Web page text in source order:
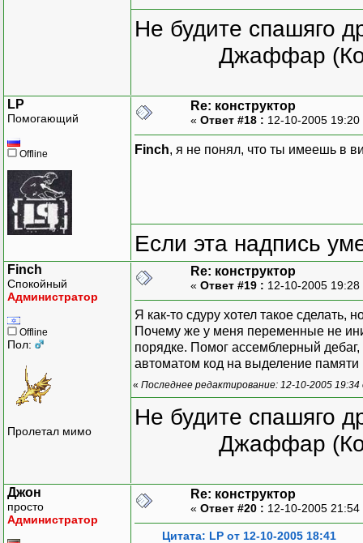
Не будите спашяго
Джаффар
LP
Помогающий
Offline
Re: конструктор
« Ответ #18 : 12-10-2005
Finch, я не понял, что ты имеешь в
Если эта надпись
Finch
Спокойный
Администратор
Offline
Пол:
Пролетал мимо
Re: конструктор
« Ответ #19 : 12-10-2005
Я как-то сдуру хотел такое сделать,
Почему же у меня переменные не
порядке. Помог ассемблерный дебаг,
автоматом код на выделение
« Последнее редактирование: 12-10-2005
Не будите спашяго
Джаффар
Джон
просто
Администратор
Re: конструктор
« Ответ #20 : 12-10-2005
Цитата: LP от 12-10-2005 18:41